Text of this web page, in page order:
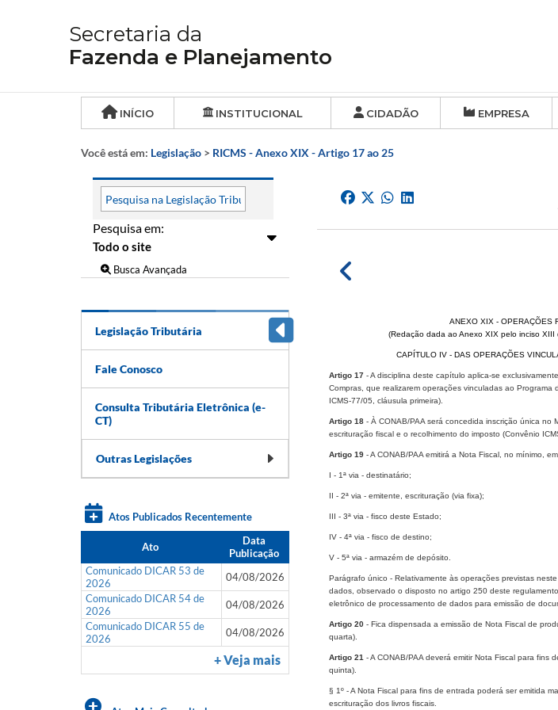
Secretaria da
Fazenda e Planejamento
INÍCIO INSTITUCIONAL CIDADÃO EMPRESA
Você está em: Legislação > RICMS - Anexo XIX - Artigo 17 ao 25
Pesquisa em:
Busca Avançada
Legislação Tributária
Fale Conosco
Consulta Tributária Eletrônica (e-
CT)
Outras Legislações
Atos Publicados Recentemente
Ato
Data
Publicação
Comunicado DICAR 53 de
2026
04/08/2026
Comunicado DICAR 54 de
2026
04/08/2026
Comunicado DICAR 55 de
2026
04/08/2026
+ Veja mais
ANEXO XIX - OPERAÇÕES
(Redação dada ao Anexo XIX pelo inciso
CAPÍTULO IV - DAS OPERAÇÕES
Artigo 17 - A disciplina deste capítulo aplica-se
Compras, que realizarem operações vinculadas ao Programa
ICMS-77/05, cláusula primeira).
Artigo 18- À CONAB/PAA será concedida inscrição única no
escrituração fiscal e o recolhimento do imposto (Convênio
Artigo 19- A CONAB/PAA emitirá a Nota Fiscal, no mínimo,
I - 1ª via - destinatário;
II - 2ª via - emitente, escrituração (via fixa);
III - 3ª via - fisco deste Estado;
IV - 4ª via - fisco de destino;
V - 5ª via - armazém de depósito.
Parágrafo único - Relativamente às operações previstas
dados, observado o disposto no artigo 250 deste
eletrônico de processamento de dados para emissão de
Artigo 20- Fica dispensada a emissão de Nota Fiscal de
quarta).
Artigo 21 - A CONAB/PAA deverá emitir Nota Fiscal para
quinta).
§ 1º - A Nota Fiscal para fins de entrada poderá ser emitida
escrituração dos livros fiscais.